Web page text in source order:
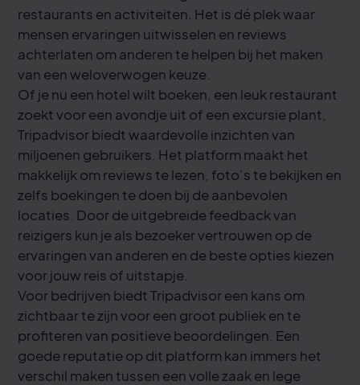
restaurants en activiteiten. Het is dé plek waar
mensen ervaringen uitwisselen en reviews
achterlaten om anderen te helpen bij het maken
van een weloverwogen keuze.
Of je nu een hotel wilt boeken, een leuk restaurant
zoekt voor een avondje uit of een excursie plant,
Tripadvisor biedt waardevolle inzichten van
miljoenen gebruikers. Het platform maakt het
makkelijk om reviews te lezen, foto’s te bekijken en
zelfs boekingen te doen bij de aanbevolen
locaties. Door de uitgebreide feedback van
reizigers kun je als bezoeker vertrouwen op de
ervaringen van anderen en de beste opties kiezen
voor jouw reis of uitstapje.
Voor bedrijven biedt Tripadvisor een kans om
zichtbaar te zijn voor een groot publiek en te
profiteren van positieve beoordelingen. Een
goede reputatie op dit platform kan immers het
verschil maken tussen een volle zaak en lege